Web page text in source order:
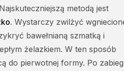
metodą jest
. Wystarczy zwilżyć
bawełnianą szmatką i
żelazkiem. W ten sposób
do pierwotnej formy. Po